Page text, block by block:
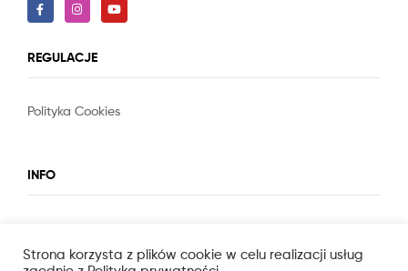
REGULACJE
Polityka Cookies
INFO
Strona korzysta z plików cookie w celu realizacji usług